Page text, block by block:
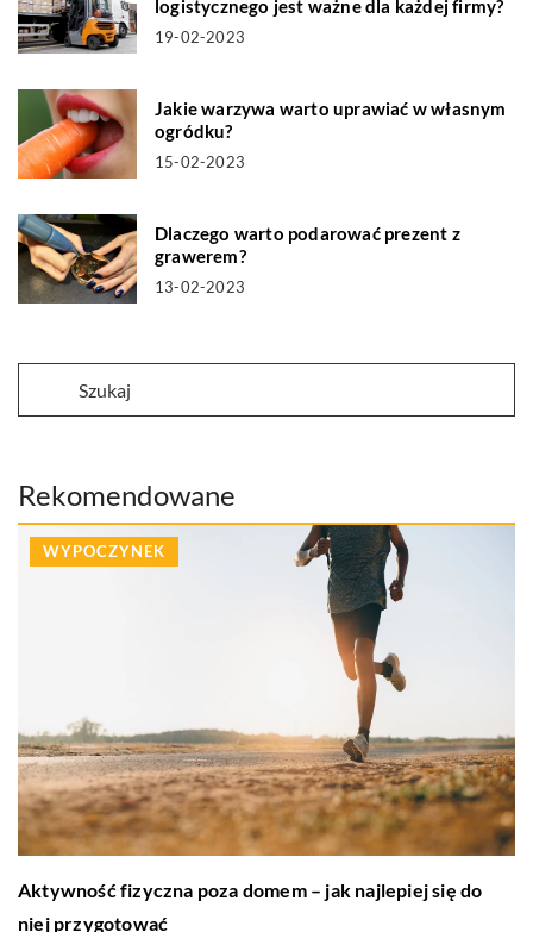
logistycznego jest ważne dla każdej firmy?
19-02-2023
Jakie warzywa warto uprawiać w własnym
ogródku?
15-02-2023
Dlaczego warto podarować prezent z
grawerem?
13-02-2023
Rekomendowane
WYPOCZYNEK
Aktywność fizyczna poza domem – jak najlepiej się do
niej przygotować